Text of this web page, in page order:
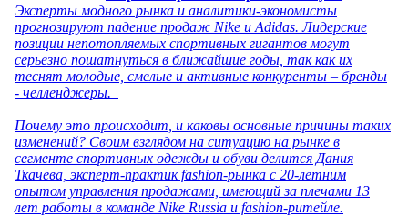
Эксперты модного рынка и аналитики-экономисты
прогнозируют падение продаж Nike и Adidas. Лидерские
позиции непотопляемых спортивных гигантов могут
серьезно пошатнуться в ближайшие годы, так как их
теснят молодые, смелые и активные конкуренты – бренды
- челленджеры.
Почему это происходит, и каковы основные причины таких
изменений? Своим взглядом на ситуацию на рынке в
сегменте спортивных одежды и обуви делится Дания
Ткачева, эксперт-практик fashion-рынка с 20-летним
опытом управления продажами, имеющий за плечами 13
лет работы в команде Nike Russia и fashion-ритейле.